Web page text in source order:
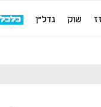
שוק נדל"ן